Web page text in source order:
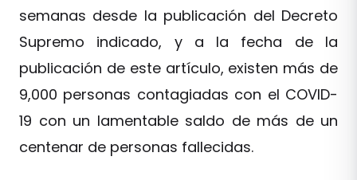
semanas desde la publicación del Decreto
Supremo indicado, y a la fecha de la
publicación de este artículo, existen más de
9,000 personas contagiadas con el COVID-
19 con un lamentable saldo de más de un
centenar de personas fallecidas.